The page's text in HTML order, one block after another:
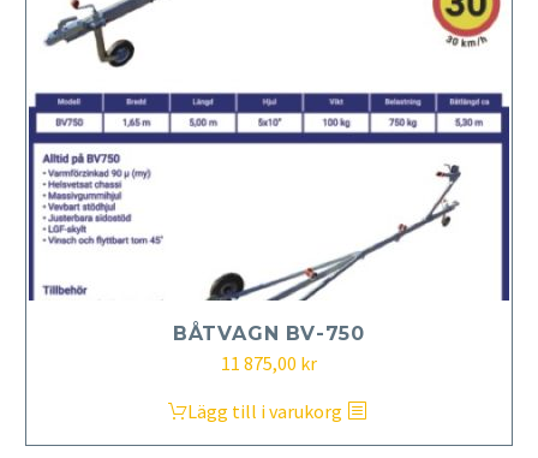
BÅTVAGN BV-750
Det
priset
var:
11 875,00 krDet
priset
är:
Lägg till i varukorg